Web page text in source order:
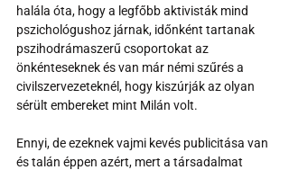
halála óta, hogy a legfőbb aktivisták mind
pszichológushoz járnak, időnként tartanak
pszihodrámaszerű csoportokat az
önkénteseknek és van már némi szűrés a
civilszervezeteknél, hogy kiszúrják az olyan
sérült embereket mint Milán volt.
Ennyi, de ezeknek vajmi kevés publicitása van
és talán éppen azért, mert a társadalmat